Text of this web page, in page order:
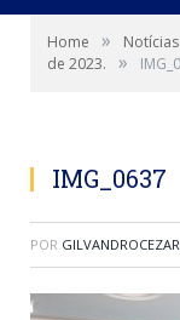
Home » Notícias
de 2023.
»
IMG_0637
POR